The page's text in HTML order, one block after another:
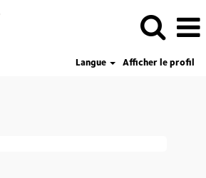
Langue
Afficher le profil